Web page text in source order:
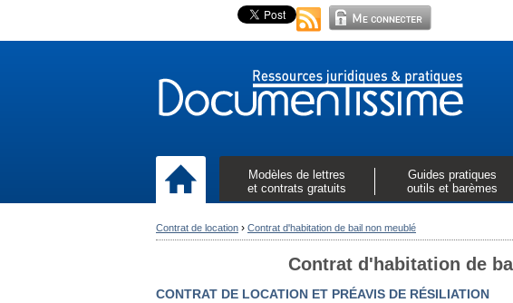
Modèles de lettres
et contrats gratuits
Guides pratiques
outils et barèmes
Contrat de location › Contrat d'habitation de bail non meublé
Contrat d'habitation de
CONTRAT DE LOCATION ET PRÉAVIS DE RÉSILIATION